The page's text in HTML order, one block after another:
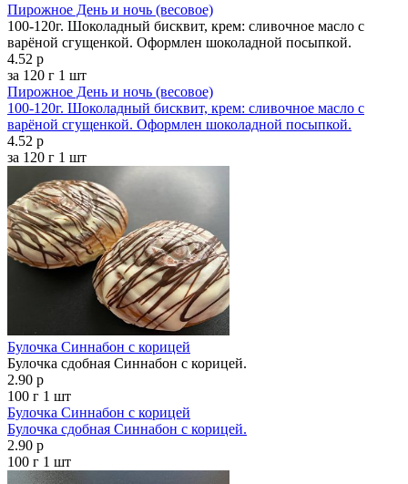
Пирожное День и ночь (весовое)
100-120г. Шоколадный бисквит, крем: сливочное масло с
варёной сгущенкой. Оформлен шоколадной посыпкой.
4.52 р
за 120 г 1 шт
Пирожное День и ночь (весовое)
100-120г. Шоколадный бисквит, крем: сливочное масло с
варёной сгущенкой. Оформлен шоколадной посыпкой.
4.52 р
за 120 г 1 шт
Булочка Синнабон с корицей
Булочка сдобная Синнабон с корицей.
2.90 р
100 г 1 шт
Булочка Синнабон с корицей
Булочка сдобная Синнабон с корицей.
2.90 р
100 г 1 шт